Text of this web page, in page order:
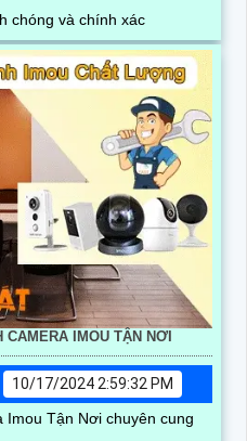
chóng và chính xác
CAMERA IMOU TẬN NƠI
10/17/2024 2:59:32 PM
Imou Tận Nơi chuyên cung